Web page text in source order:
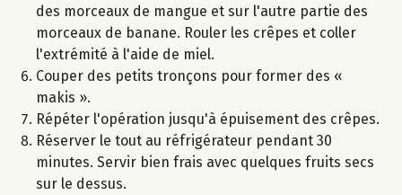
des morceaux de mangue et sur l'autre partie des
morceaux de banane. Rouler les crêpes et coller
l'extrémité à l'aide de miel.
Couper des petits tronçons pour former des «
makis ».
Répéter l'opération jusqu'à épuisement des crêpes.
Réserver le tout au réfrigérateur pendant 30
minutes. Servir bien frais avec quelques fruits secs
sur le dessus.